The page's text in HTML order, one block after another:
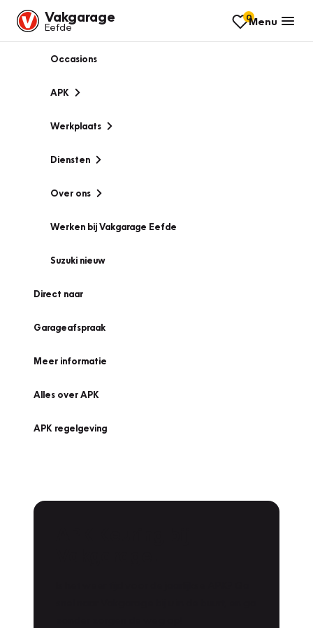
Vakgarage
Eefde
0Menu
Occasions
APK
Werkplaats
Diensten
Over ons
Werken bij Vakgarage Eefde
Suzuki nieuw
Direct naar
Garageafspraak
Meer informatie
Alles over APK
APK regelgeving